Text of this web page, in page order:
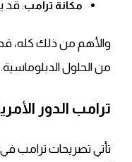
مكانة ترامب: قد
والأهم من ذلك كله،
من الحلول الدبلوماسية.
ترامب الدور
تأتي تصريحات ترامب